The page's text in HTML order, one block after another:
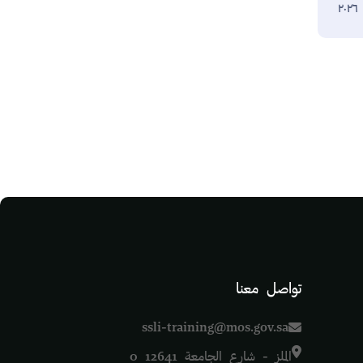
تواصل معنا
ssli-training@mos.gov.sa
الملز - شارع الجامعة 12641 0